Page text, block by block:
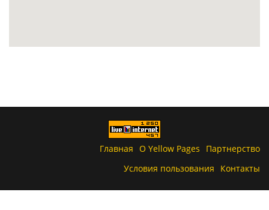
Главная О Yellow Pages
Партнерство
Условия пользования
Контакты